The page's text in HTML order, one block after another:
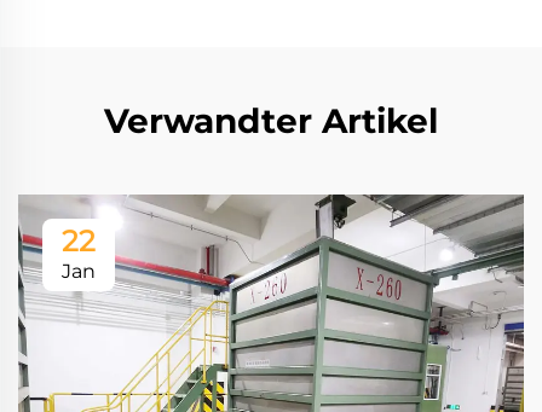
Verwandter Artikel
22
Jan